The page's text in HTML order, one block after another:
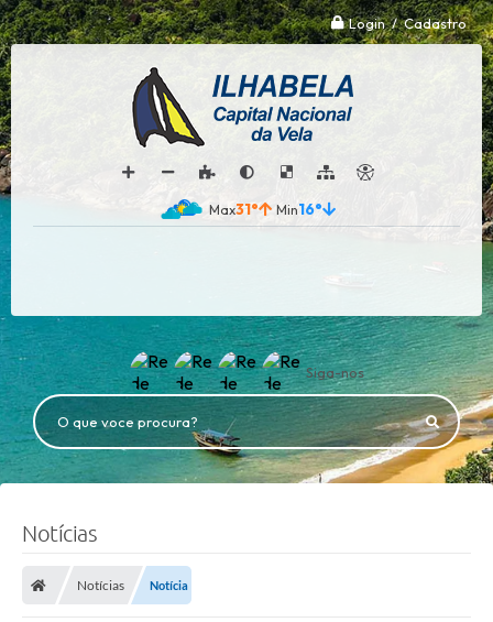
Login / Cadastro
31° 16°
Siga-nos
O que voce procura?
Notícias
Notícias Notícia